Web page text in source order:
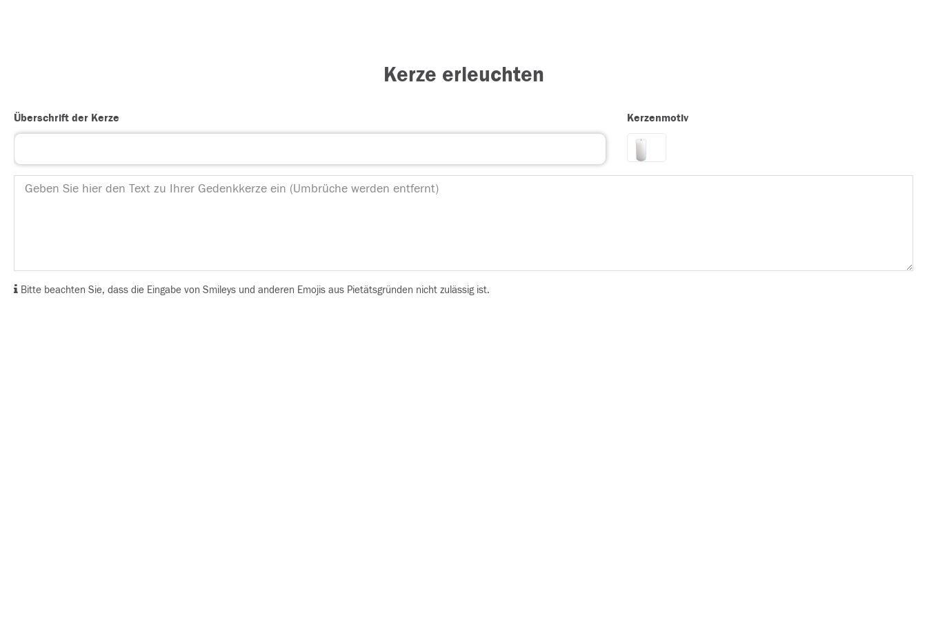
Kerze erleuchten
Überschrift der Kerze Kerzenmotiv
Bitte beachten Sie, dass die Eingabe von Smileys und anderen Emojis aus Pietätsgründen nicht zulässig ist.